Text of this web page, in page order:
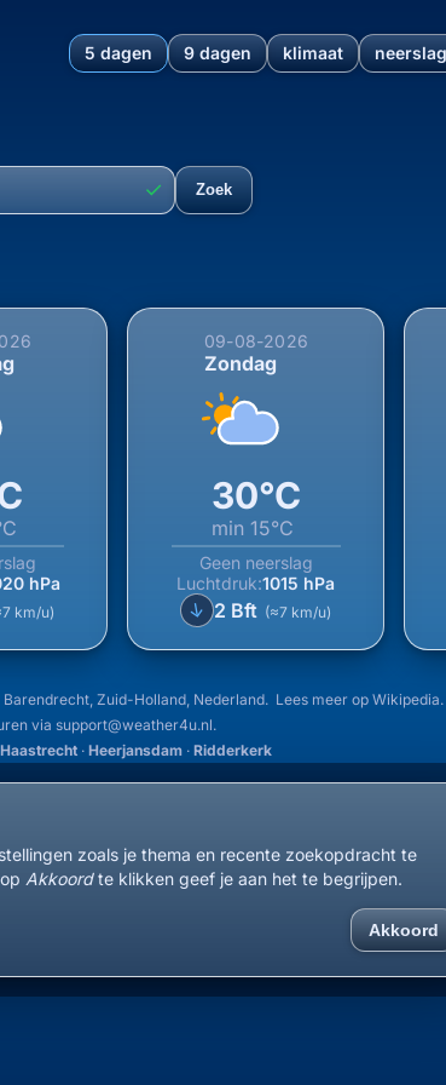
5 dagen 9 dagen klimaat neerslag
Zuid-
✓ Zoek
hPa
km/u)
09-08-2026
Zondag
30°C
min 15°C
Geen neerslag
Luchtdruk:1015 hPa
↑ 2 Bft (≈7 km/u)
Zuid-Holland, Nederland. Lees meer opWikipedia.
via support@weather4u.nl.
Haastrecht· Heerjansdam· Ridderkerk
zoals je thema en recente zoekopdracht te
Akkoordte klikken geef je aan het te begrijpen.
Akkoord